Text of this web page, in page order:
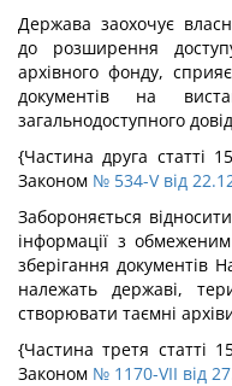
Держава заохочує
до розширення
архівного фонду,
документів на
загальнодоступного
{Частина друга статті
Законом № 534-V від
Забороняється
інформації з
зберігання документів
належать державі,
створювати таємні
{Частина третя статті
Законом № 1170-VII від